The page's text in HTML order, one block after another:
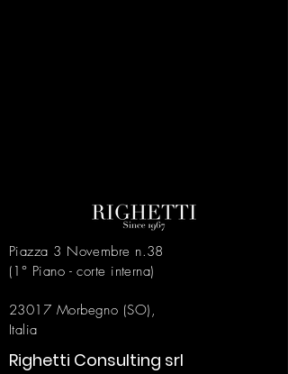
Piazza 3 Novembre n.38
(1° Piano - corte interna)
23017 Morbegno (SO),
Italia
Righetti Consulting srl